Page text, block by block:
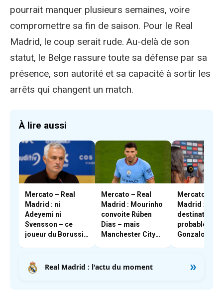
pourrait manquer plusieurs semaines, voire
compromettre sa fin de saison. Pour le Real
Madrid, le coup serait rude. Au-delà de son
statut, le Belge rassure toute sa défense par sa
présence, son autorité et sa capacité à sortir les
arrêts qui changent un match.
À lire aussi
Mercato – Real
Madrid : ni
Adeyemi ni
Svensson – ce
joueur du Borussia
Mourinho
Mercato – Real
Madrid : Mourinho
convoite Rúben
Dias – mais
Manchester City
Mercato –
Madrid : la
destination
probable pour
Gonzalo
Real Madrid : l'actu du moment »